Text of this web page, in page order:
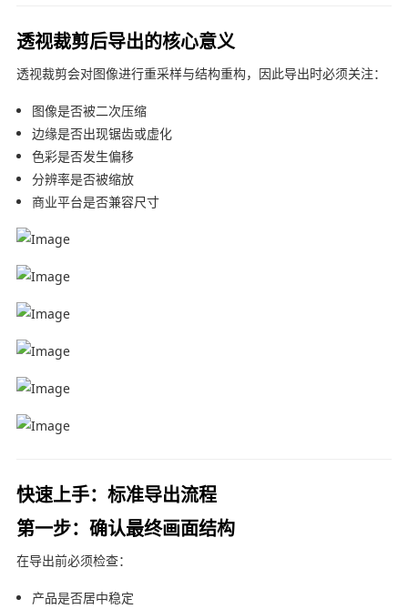
透视裁剪后导出的核心意义
透视裁剪会对图像进行重采样与结构重构，因此导出时必须关注：
图像是否被二次压缩
边缘是否出现锯齿或虚化
色彩是否发生偏移
分辨率是否被缩放
商业平台是否兼容尺寸
快速上手：标准导出流程
第一步：确认最终画面结构
在导出前必须检查：
产品是否居中稳定